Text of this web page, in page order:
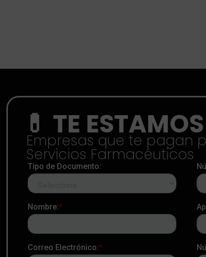
💊 TE
Empresas que te pagan
Servicios Farmacéuticos